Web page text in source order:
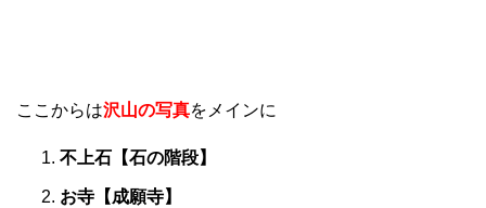
ここからは沢山の写真をメインに
不上石【石の階段】
お寺【成願寺】